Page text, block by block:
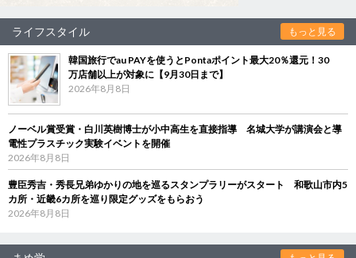
ライフスタイル もっと見る
韓国旅行でau PAYを使うとPontaポイント最大20％還元！30
万店舗以上が対象に【9月30日まで】
2026年8月8日
ノーベル賞受賞・白川英樹博士が小中高生を直接指導 名城大学が講演会と導
電性プラスチック実験イベントを開催
2026年8月8日
豊臣秀吉・秀長兄弟ゆかりの地を巡るスタンプラリーがスタート 和歌山市内5
カ所・近畿6カ所を巡り限定グッズをもらおう
2026年8月8日